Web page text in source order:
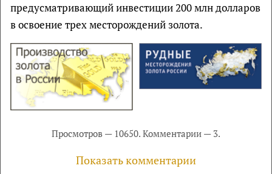
предусматривающий инвестиции 200 млн долларов
в освоение трех месторождений золота.
Просмотров — 10650. Комментарии — 3.
Показать комментарии